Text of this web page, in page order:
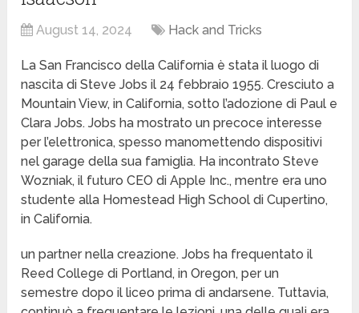
August 14, 2024 Hack and Tricks
La San Francisco della California è stata il luogo di
nascita di Steve Jobs il 24 febbraio 1955. Cresciuto a
Mountain View, in California, sotto l’adozione di Paul e
Clara Jobs. Jobs ha mostrato un precoce interesse
per l’elettronica, spesso manomettendo dispositivi
nel garage della sua famiglia. Ha incontrato Steve
Wozniak, il futuro CEO di Apple Inc., mentre era uno
studente alla Homestead High School di Cupertino,
in California.
un partner nella creazione. Jobs ha frequentato il
Reed College di Portland, in Oregon, per un
semestre dopo il liceo prima di andarsene. Tuttavia,